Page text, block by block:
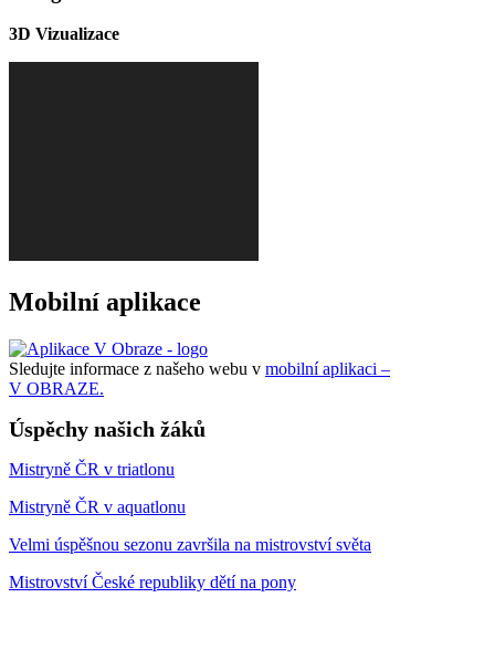
3D Vizualizace
Mobilní aplikace
Sledujte informace z našeho webu v mobilní aplikaci –
V OBRAZE.
Úspěchy našich žáků
Mistryně ČR v triatlonu
Mistryně ČR v aquatlonu
Velmi úspěšnou sezonu završila na mistrovství světa
Mistrovství České republiky dětí na pony